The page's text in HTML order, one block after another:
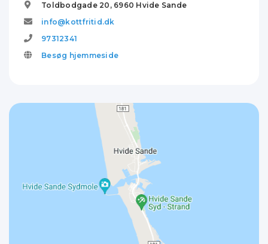
Toldbodgade 20, 6960 Hvide Sande
info@kottfritid.dk
97312341
Besøg hjemmeside